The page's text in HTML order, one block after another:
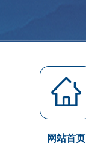
网站首页